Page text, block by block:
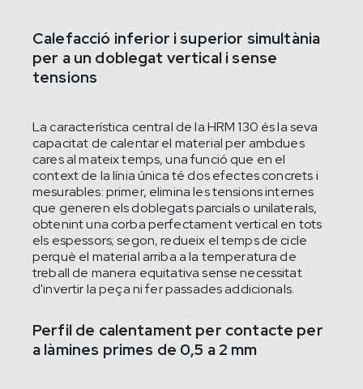
Calefacció inferior i superior simultània
per a un doblegat vertical i sense
tensions
La característica central de la HRM 130 és la seva
capacitat de calentar el material per ambdues
cares al mateix temps, una funció que en el
context de la línia única té dos efectes concrets i
mesurables: primer, elimina les tensions internes
que generen els doblegats parcials o unilaterals,
obtenint una corba perfectament vertical en tots
els espessors; segon, redueix el temps de cicle
perquè el material arriba a la temperatura de
treball de manera equitativa sense necessitat
d'invertir la peça ni fer passades addicionals.
Perfil de calentament per contacte per
a làmines primes de 0,5 a 2 mm